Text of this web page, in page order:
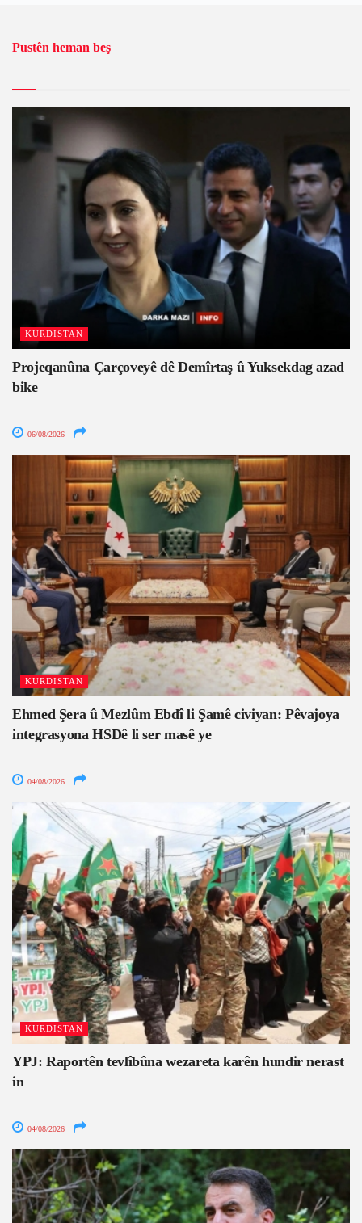
Pustên heman beş
KURDISTAN
Projeqanûna Çarçoveyê dê Demîrtaş û Yuksekdag azad
bike
06/08/2026
KURDISTAN
Ehmed Şera û Mezlûm Ebdî li Şamê civiyan: Pêvajoya
integrasyona HSDê li ser masê ye
04/08/2026
KURDISTAN
YPJ: Raportên tevlîbûna wezareta karên hundir nerast
in
04/08/2026